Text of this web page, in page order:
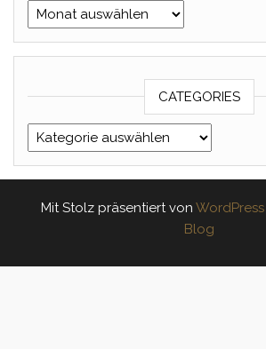
Archives
CATEGORIES
Categories
Mit Stolz präsentiert von WordPress
Blog